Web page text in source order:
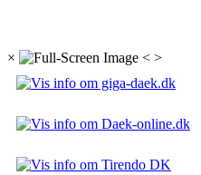
× < >